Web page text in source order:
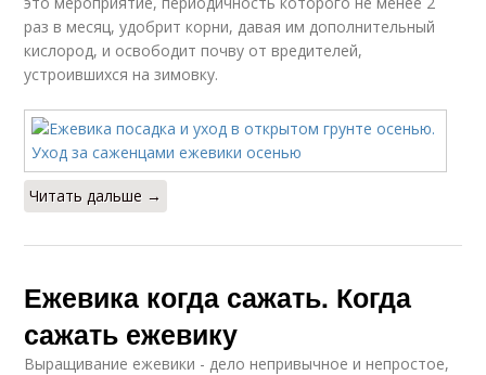
раз в месяц, удобрит корни, давая им дополнительный
кислород, и освободит почву от вредителей,
устроившихся на зимовку.
Читать дальше →
Ежевика когда сажать. Когда
сажать ежевику
Выращивание ежевики - дело непривычное и непростое,